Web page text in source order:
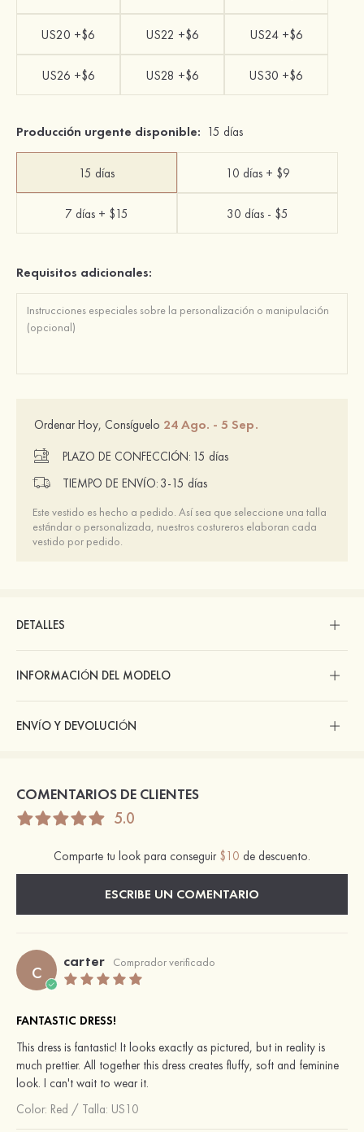
US20 +$6 US22 +$6 US24 +$6
US26 +$6 US28 +$6 US30 +$6
Producción urgente disponible: 15 días
15 días 10 días + $9
7 días + $15 30 días - $5
Requisitos adicionales:
Ordenar Hoy, Consíguelo 24 Ago. - 5 Sep.
PLAZO DE CONFECCIÓN: 15 días
TIEMPO DE ENVÍO: 3-15 días
Este vestido es hecho a pedido. Así sea que seleccione una talla
estándar o personalizada, nuestros costureros elaboran cada
vestido por pedido.
DETALLES
INFORMACIÓN DEL MODELO
ENVÍO Y DEVOLUCIÓN
COMENTARIOS DE CLIENTES
5.0
Comparte tu look para conseguir $10 de descuento.
ESCRIBE UN COMENTARIO
c carter Comprador verificado
FANTASTIC DRESS!
This dress is fantastic! It looks exactly as pictured, but in reality is
much prettier. All together this dress creates fluffy, soft and feminine
look. I can't wait to wear it.
Color: Red / Talla: US10